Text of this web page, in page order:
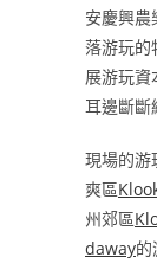
安慶興
落游玩的
展游玩
耳邊斷斷
現場的游
爽區
州郊區
daway的